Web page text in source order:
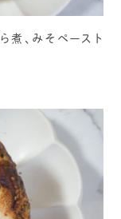
煮、みそペースト